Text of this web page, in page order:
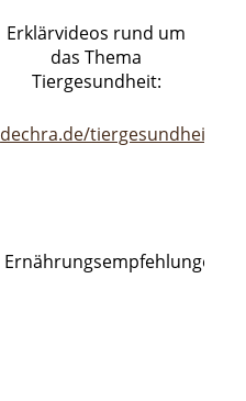
Erklärvideos rund um
das Thema
Tiergesundheit:
dechra.de/tiergesundheit/
Ernährungsempfehlungen: